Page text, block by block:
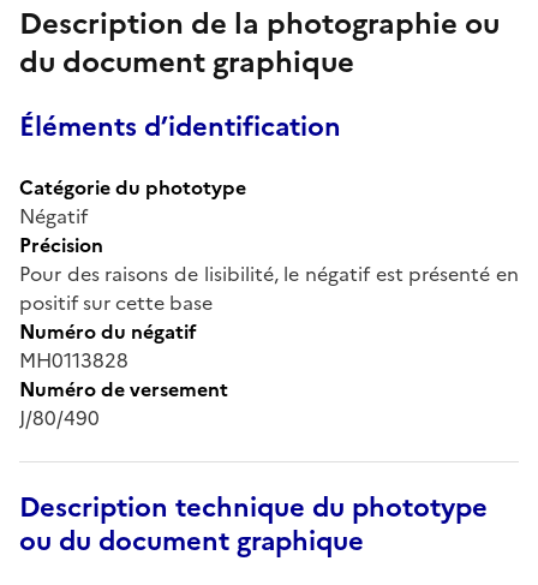
Description de la photographie ou
du document graphique
Éléments d’identification
Catégorie du phototype
Négatif
Précision
Pour des raisons de lisibilité, le négatif est présenté en
positif sur cette base
Numéro du négatif
MH0113828
Numéro de versement
J/80/490
Description technique du phototype
ou du document graphique